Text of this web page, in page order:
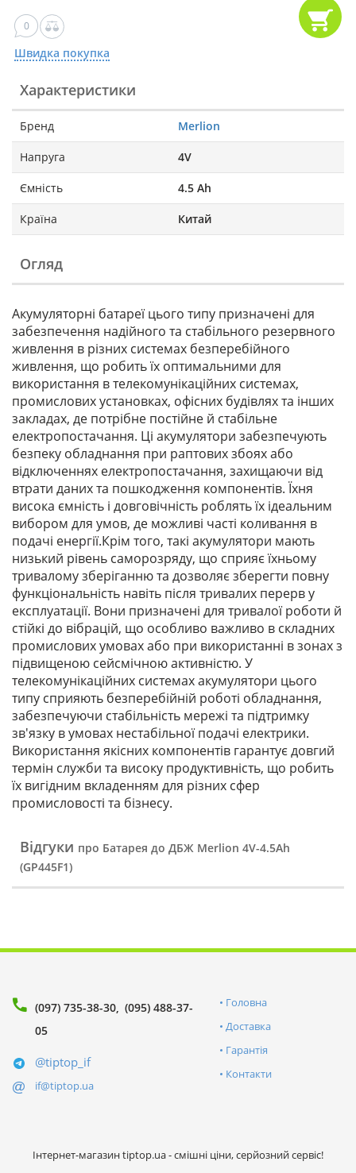
0
Швидка покупка
Характеристики
Бренд Merlion
Напруга 4V
Ємність 4.5 Ah
Країна Китай
Огляд
Акумуляторні батареї цього типу призначені для
забезпечення надійного та стабільного резервного
живлення в різних системах безперебійного
живлення, що робить їх оптимальними для
використання в телекомунікаційних системах,
промислових установках, офісних будівлях та інших
закладах, де потрібне постійне й стабільне
електропостачання. Ці акумулятори забезпечують
безпеку обладнання при раптових збоях або
відключеннях електропостачання, захищаючи від
втрати даних та пошкодження компонентів. Їхня
висока ємність і довговічність роблять їх ідеальним
вибором для умов, де можливі часті коливання в
подачі енергії.Крім того, такі акумулятори мають
низький рівень саморозряду, що сприяє їхньому
тривалому зберіганню та дозволяє зберегти повну
функціональність навіть після тривалих перерв у
експлуатації. Вони призначені для тривалої роботи й
стійкі до вібрацій, що особливо важливо в складних
промислових умовах або при використанні в зонах з
підвищеною сейсмічною активністю. У
телекомунікаційних системах акумулятори цього
типу сприяють безперебійній роботі обладнання,
забезпечуючи стабільність мережі та підтримку
зв'язку в умовах нестабільної подачі електрики.
Використання якісних компонентів гарантує довгий
термін служби та високу продуктивність, що робить
їх вигідним вкладенням для різних сфер
промисловості та бізнесу.
Відгуки про Батарея до ДБЖ Merlion 4V-4.5Ah
(GP445F1)
(097) 735-38-30 (095) 488-37-
05
@tiptop_if
if@tiptop.ua
Головна
Доставка
Гарантія
Контакти
Інтернет-магазин tiptop.ua - смішні ціни, серйозний сервіс!